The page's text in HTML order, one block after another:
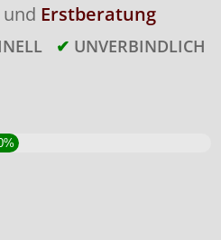
und Erstberatung
✔ UNVERBINDLICH